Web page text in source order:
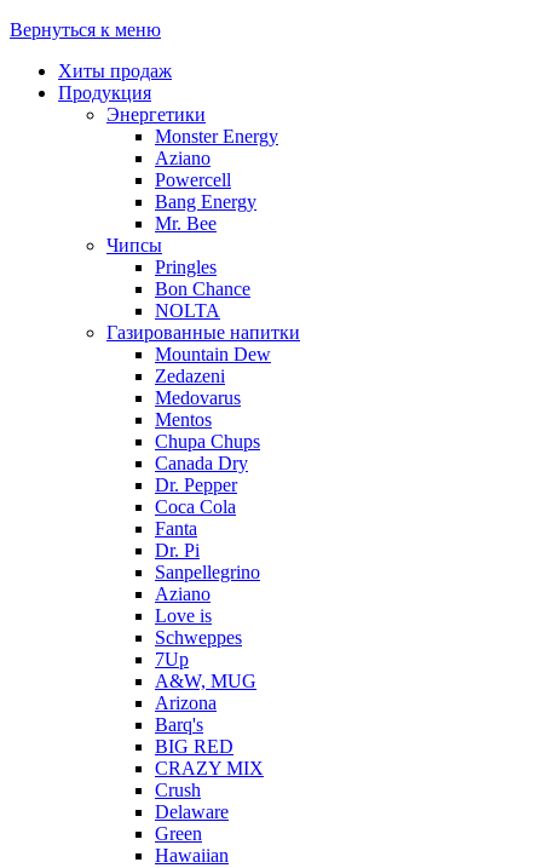
Вернуться к меню
Хиты продаж
Продукция
Энергетики
Monster Energy
Aziano
Powercell
Bang Energy
Mr. Bee
Чипсы
Pringles
Bon Chance
NOLTA
Газированные напитки
Mountain Dew
Zedazeni
Medovarus
Mentos
Chupa Chups
Canada Dry
Dr. Pepper
Coca Cola
Fanta
Dr. Pi
Sanpellegrino
Aziano
Love is
Schweppes
7Up
A&W, MUG
Arizona
Barq's
BIG RED
CRAZY MIX
Crush
Delaware
Green
Hawaiian